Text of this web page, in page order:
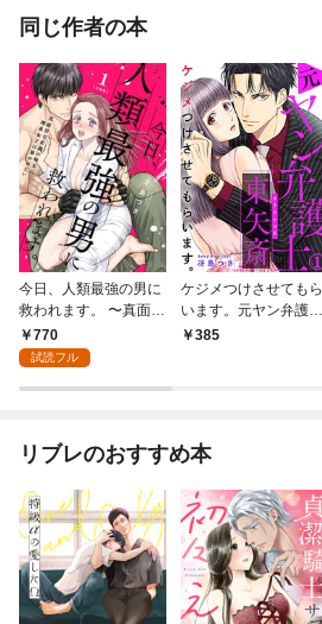
同じ作者の本
今日、人類最強の男に
救われます。 〜真面目
な正義の味方に理系女
子は暴かれたい〜【合
770
試読フル
ケジメつけさせてもら
います。元ヤン弁護士
東矢斎 1巻
385
リブレのおすすめ本